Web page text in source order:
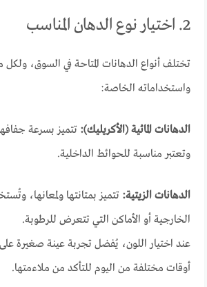
2. اختيار نوع الدهان المناسب
تختلف أنواع الدهانات المتاحة في السوق، ولكل
واستخداماته الخاصة:
الدهانات المائية (الأكريليك): تتميز بسرعة
وتعتبر مناسبة للحوائط الداخلية.
الدهانات الزيتية: تتميز بمتانتها ولمعانها،
الخارجية أو الأماكن التي تتعرض للرطوبة.
عند اختيار اللون، يُفضل تجربة عينة صغيرة على
أوقات مختلفة من اليوم للتأكد من ملاءمتها.